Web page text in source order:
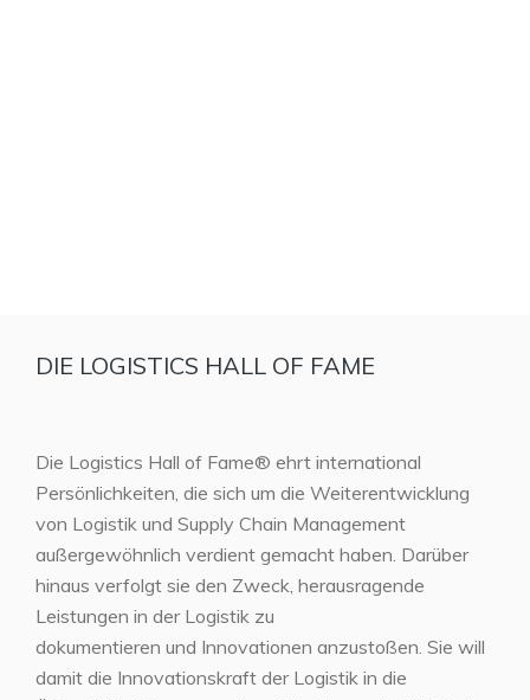
DIE LOGISTICS HALL OF FAME
Die Logistics Hall of Fame® ehrt international
Persönlichkeiten, die sich um die Weiterentwicklung
von Logistik und Supply Chain Management
außergewöhnlich verdient gemacht haben. Darüber
hinaus verfolgt sie den Zweck, herausragende
Leistungen in der Logistik zu
dokumentieren und Innovationen anzustoßen. Sie will
damit die Innovationskraft der Logistik in die